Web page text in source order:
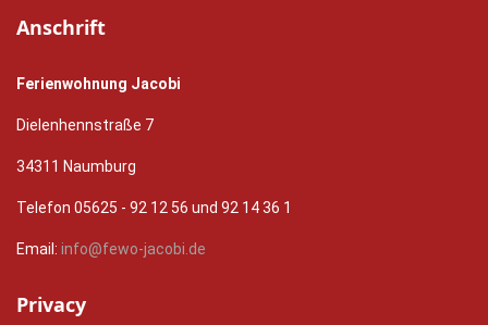
Anschrift
Ferienwohnung Jacobi
Dielenhennstraße 7
34311 Naumburg
Telefon 05625 - 92 12 56 und 92 14 36 1
Email: info@fewo-jacobi.de
Privacy